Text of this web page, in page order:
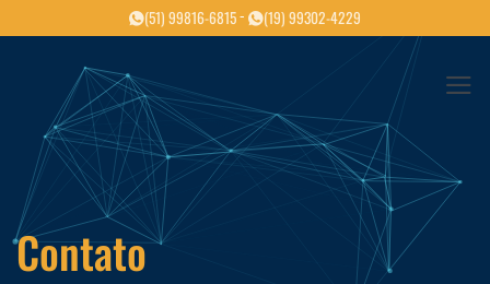
(51) 99816-6815- (19) 99302-4229
Contato